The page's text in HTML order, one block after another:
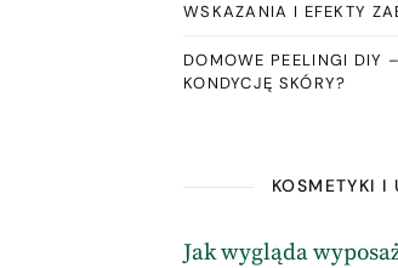
WSKAZANIA I EFEKTY
DOMOWE PEELINGI DIY
KONDYCJĘ SKÓRY?
KOSMETYKI I
Jak wygląda